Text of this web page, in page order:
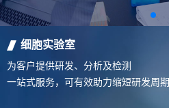
细胞实验室
为客户提供研发、分析及检测
一站式服务，可有效助力缩短研发周期